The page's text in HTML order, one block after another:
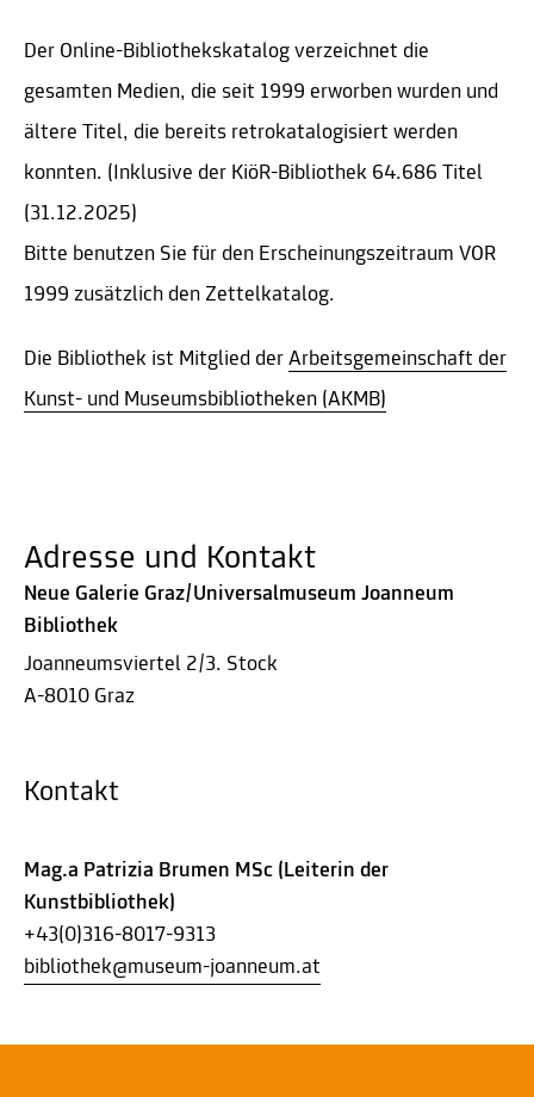
Der Online-Bibliothekskatalog verzeichnet die
gesamten Medien, die seit 1999 erworben wurden und
ältere Titel, die bereits retrokatalogisiert werden
konnten. (Inklusive der KiöR-Bibliothek 64.686 Titel
(31.12.2025)
Bitte benutzen Sie für den Erscheinungszeitraum VOR
1999 zusätzlich den Zettelkatalog.
Die Bibliothek ist Mitglied der Arbeitsgemeinschaft der
Kunst- und Museumsbibliotheken (AKMB)
Adresse und Kontakt
Neue Galerie Graz/Universalmuseum Joanneum
Bibliothek
Joanneumsviertel 2/3. Stock
A-8010 Graz
Kontakt
Mag.a Patrizia Brumen MSc (Leiterin der
Kunstbibliothek)
+43(0)316-8017-9313
bibliothek@museum-joanneum.at